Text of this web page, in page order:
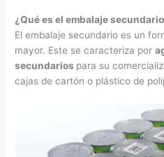
¿Qué es el embalaje
El embalaje secundario es un
mayor. Este se caracteriza por
secundarios para su
cajas de cartón o plástico de